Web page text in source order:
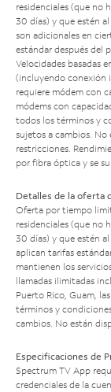
residenciales (que no
30 días) y que estén
son adicionales en
estándar después del
Velocidades basadas
(incluyendo conexión
requiere módem con
módems con
todos los términos y
sujetos a cambios. No
restricciones.
por fibra óptica y se
Detalles de la oferta
Oferta por tiempo
residenciales (que no
30 días) y que estén
aplican tarifas
mantienen los
llamadas ilimitadas
Puerto Rico, Guam,
términos y
cambios. No están
Especificaciones de
Spectrum TV App
credenciales de la